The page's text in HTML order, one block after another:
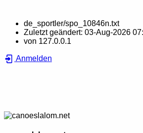
de_sportler/spo_10846n.txt
Zuletzt geändert: 03-Aug-2026
von 127.0.0.1
Anmelden